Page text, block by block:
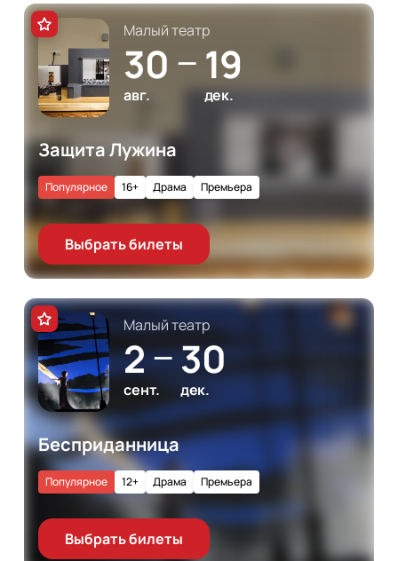
Малый театр
30
авг.
— 19
дек.
Защита Лужина
16+ Драма
Популярное Премьера
Выбрать билеты
Малый театр
2
сент.
—30
дек.
Бесприданница
12+ Драма
Популярное Премьера
Выбрать билеты